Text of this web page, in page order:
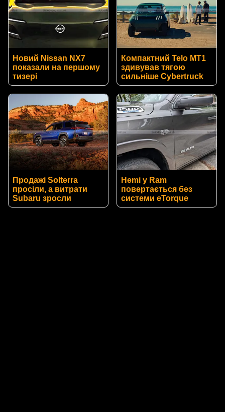
Новий Nissan NX7
показали на першому
тизері
Компактний Telo MT1
здивував тягою
сильніше Cybertruck
Продажі Solterra
просіли, а витрати
Subaru зросли
Hemi у Ram
повертається без
системи eTorque